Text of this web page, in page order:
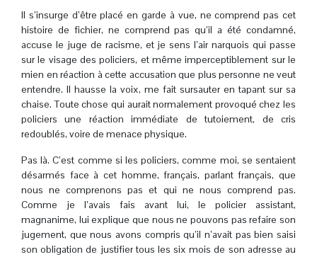
Il s’insurge d’être placé en garde à vue, ne comprend pas cet
histoire de fichier, ne comprend pas qu’il a été condamné,
accuse le juge de racisme, et je sens l’air narquois qui passe
sur le visage des policiers, et même imperceptiblement sur le
mien en réaction à cette accusation que plus personne ne veut
entendre. Il hausse la voix, me fait sursauter en tapant sur sa
chaise. Toute chose qui aurait normalement provoqué chez les
policiers une réaction immédiate de tutoiement, de cris
redoublés, voire de menace physique.
Pas là. C’est comme si les policiers, comme moi, se sentaient
désarmés face à cet homme, français, parlant français, que
nous ne comprenons pas et qui ne nous comprend pas.
Comme je l’avais fais avant lui, le policier assistant,
magnanime, lui explique que nous ne pouvons pas refaire son
jugement, que nous avons compris qu’il n’avait pas bien saisi
son obligation de justifier tous les six mois de son adresse au